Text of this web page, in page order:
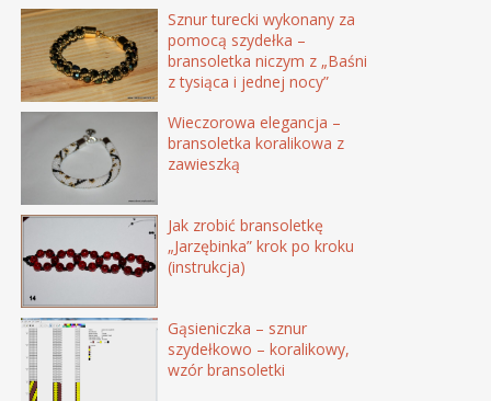
Sznur turecki wykonany za
pomocą szydełka –
bransoletka niczym z „Baśni
z tysiąca i jednej nocy”
Wieczorowa elegancja –
bransoletka koralikowa z
zawieszką
Jak zrobić bransoletkę
„Jarzębinka” krok po kroku
(instrukcja)
Gąsieniczka – sznur
szydełkowo – koralikowy,
wzór bransoletki